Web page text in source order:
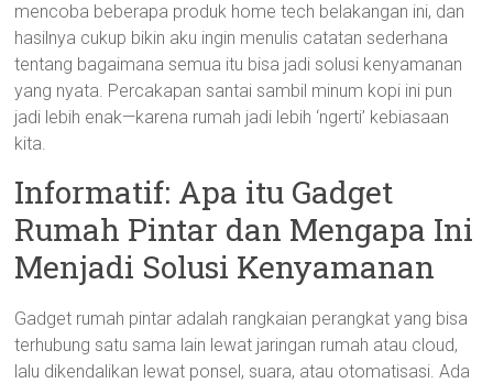
mencoba beberapa produk home tech belakangan ini, dan
hasilnya cukup bikin aku ingin menulis catatan sederhana
tentang bagaimana semua itu bisa jadi solusi kenyamanan
yang nyata. Percakapan santai sambil minum kopi ini pun
jadi lebih enak—karena rumah jadi lebih ‘ngerti’ kebiasaan
kita.
Informatif: Apa itu Gadget
Rumah Pintar dan Mengapa Ini
Menjadi Solusi Kenyamanan
Gadget rumah pintar adalah rangkaian perangkat yang bisa
terhubung satu sama lain lewat jaringan rumah atau cloud,
lalu dikendalikan lewat ponsel, suara, atau otomatisasi. Ada